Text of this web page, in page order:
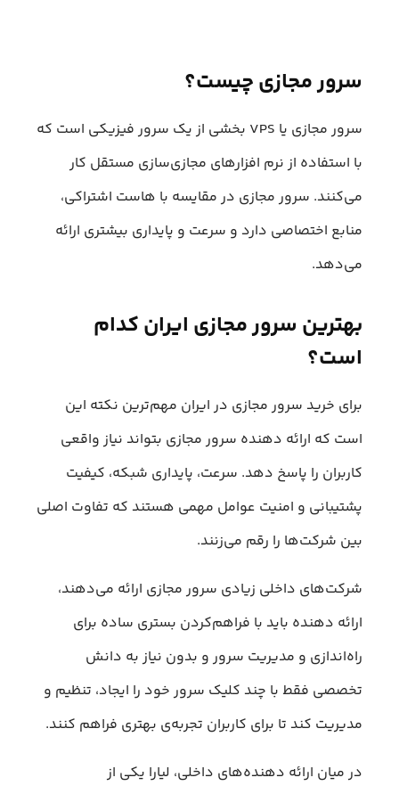
سرور مجازی چیست؟
سرور مجازی یا VPS بخشی از یک سرور فیزیکی است که
با استفاده از نرم افزار‌های مجازی‌سازی مستقل کار
می‌کنند. سرور مجازی در مقایسه با هاست اشتراکی،
منابع اختصاصی‌ دارد و سرعت و پایداری بیشتری ارائه
می‌دهد.
بهترین سرور مجازی ایران کدام
است؟
برای خرید سرور مجازی در ایران مهم‌ترین نکته این
است که ارائه دهنده سرور مجازی بتواند نیاز واقعی
کاربران را پاسخ دهد. سرعت، پایداری شبکه، کیفیت
پشتیبانی و امنیت عوامل مهمی هستند که تفاوت اصلی
بین شرکت‌ها را رقم می‌زنند.
شرکت‌های داخلی زیادی سرور مجازی ارائه می‌دهند،
ارائه دهنده باید با فراهم‌کردن بستری ساده برای
راه‌اندازی و مدیریت سرور و بدون نیاز به دانش
تخصصی فقط با چند کلیک سرور خود را ایجاد، تنظیم و
مدیریت کند تا برای کاربران تجربه‌ی بهتری فراهم کنند.
در میان ارائه دهنده‌های داخلی، لیارا یکی از